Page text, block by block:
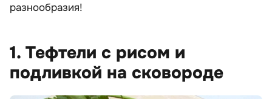
разнообразия!
1. Тефтели с рисом и
подливкой на сковороде